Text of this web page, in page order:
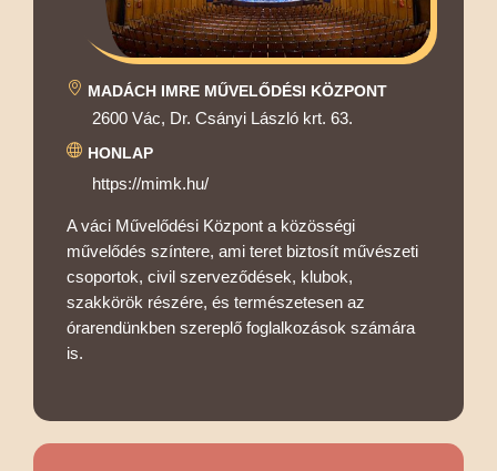
MADÁCH IMRE MŰVELŐDÉSI KÖZPONT
2600 Vác, Dr. Csányi László krt. 63.
HONLAP
https://mimk.hu/
A váci Művelődési Központ a közösségi
művelődés színtere, ami teret biztosít művészeti
csoportok, civil szerveződések, klubok,
szakkörök részére, és természetesen az
órarendünkben szereplő foglalkozások számára
is.